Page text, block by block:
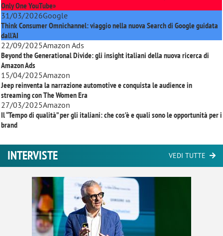
Only One YouTube»
31/03/2026Google
Think Consumer Omnichannel: viaggio nella nuova Search di Google guidata
dall'AI
22/09/2025Amazon Ads
Beyond the Generational Divide: gli insight italiani della nuova ricerca di
Amazon Ads
15/04/2025Amazon
Jeep reinventa la narrazione automotive e conquista le audience in
streaming conThe Women Era
27/03/2025Amazon
Il “Tempo di qualità” per gli italiani: che cos’è e quali sono le opportunità per i
brand
INTERVISTE VEDI TUTTE